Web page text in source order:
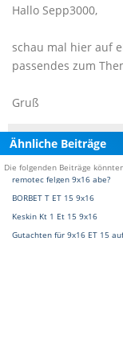
Hallo Sepp3000,
schau mal hier auf
passendes zum
Gruß
Ähnliche Beiträge
Die folgenden Beiträge
remotec felgen 9x16 abe?
BORBET T ET 15 9x16
Keskin Kt 1 Et 15 9x16
Gutachten für 9x16 ET 15